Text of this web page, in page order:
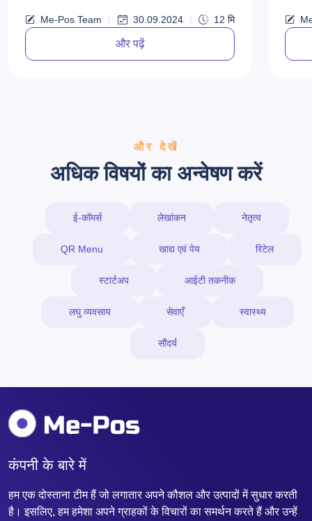
Me-Pos Team | 30.09.2024 | 12 मि
और पढ़ें
अ...
और देखें
अधिक विषयों का अन्वेषण करें
ई-कॉमर्स लेखांकन नेतृत्व
QR Menu खाद्य एवं पेय रिटेल
स्टार्टअप आईटी तकनीक
लघु व्यवसाय सेवाएँ स्वास्थ्य
सौंदर्य
कंपनी के बारे में
हम एक दोस्ताना टीम हैं जो लगातार अपने कौशल और उत्पादों में सुधार करती
है। इसलिए, हम हमेशा अपने ग्राहकों के विचारों का समर्थन करते हैं और उन्हें